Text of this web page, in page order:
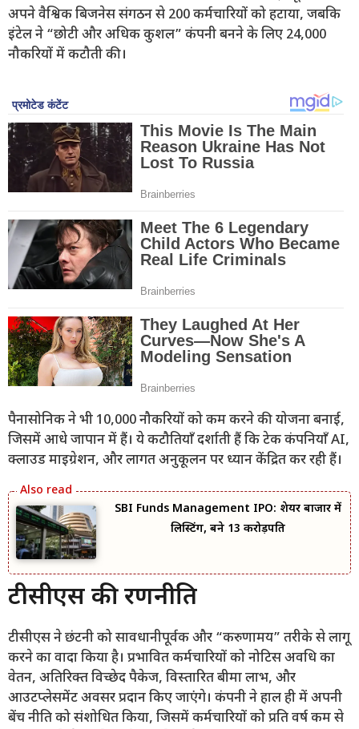
अपने वैश्विक बिजनेस संगठन से 200 कर्मचारियों को हटाया, जबकि
इंटेल ने “छोटी और अधिक कुशल” कंपनी बनने के लिए 24,000
नौकरियों में कटौती की।
पैनासोनिक ने भी 10,000 नौकरियों को कम करने की योजना बनाई,
जिसमें आधे जापान में हैं। ये कटौतियाँ दर्शाती हैं कि टेक कंपनियाँ AI,
क्लाउड माइग्रेशन, और लागत अनुकूलन पर ध्यान केंद्रित कर रही हैं।
SBI Funds Management IPO: शेयर बाजार में
लिस्टिंग, बने 13 करोड़पति
टीसीएस की रणनीति
टीसीएस ने छंटनी को सावधानीपूर्वक और “करुणामय” तरीके से लागू
करने का वादा किया है। प्रभावित कर्मचारियों को नोटिस अवधि का
वेतन, अतिरिक्त विच्छेद पैकेज, विस्तारित बीमा लाभ, और
आउटप्लेसमेंट अवसर प्रदान किए जाएंगे। कंपनी ने हाल ही में अपनी
बेंच नीति को संशोधित किया, जिसमें कर्मचारियों को प्रति वर्ष कम से